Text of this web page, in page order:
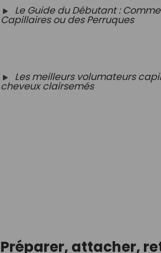
Le Guide du Débutant :
Capillaires ou des Perruques
Les meilleurs volumateurs
cheveux clairsemés
Préparer, attacher,